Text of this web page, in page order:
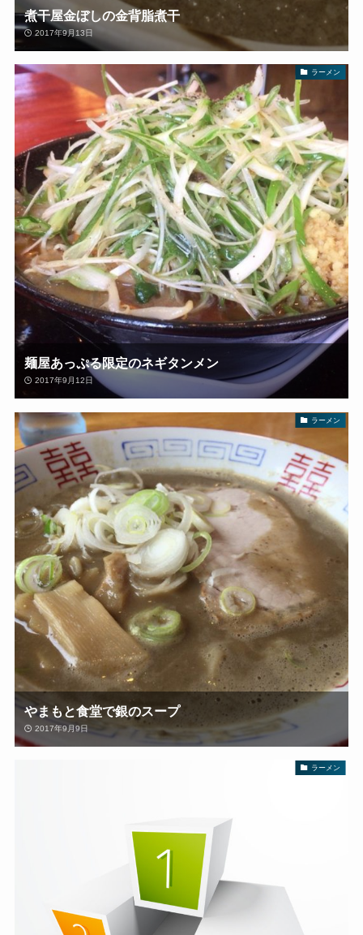
煮干屋金ぼしの金背脂煮干
2017年9月13日
ラーメン
麺屋あっぷる限定のネギタンメン
2017年9月12日
ラーメン
やまもと食堂で銀のスープ
2017年9月9日
ラーメン